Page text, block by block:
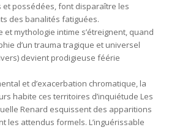
possédées, font disparaître les
des banalités fatiguées.
et mythologie intime s’étreignent, quand
d’un trauma tragique et universel
devient prodigieuse féérie
et d’exacerbation chromatique, la
habite ces territoires d’inquiétude Les
Renard esquissent des apparitions
les attendus formels. L’inguérissable